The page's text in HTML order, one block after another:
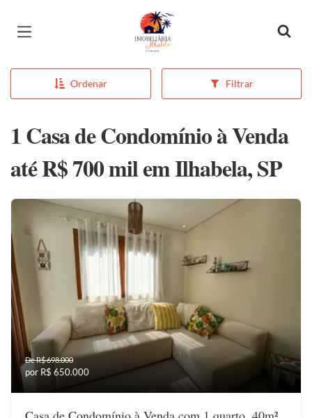
Página inicial
Ordenar Filtrar
1 Casa de Condomínio à Venda
até R$ 700 mil em Ilhabela, SP
De R$ 698.000
por R$ 650.000